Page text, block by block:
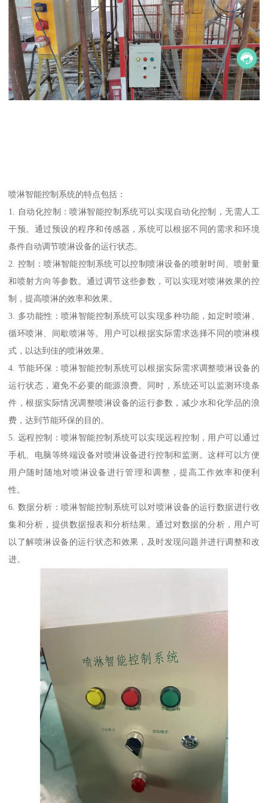
喷淋智能控制系统的特点包括：
1. 自动化控制：喷淋智能控制系统可以实现自动化控制，无需人工
干预。通过预设的程序和传感器，系统可以根据不同的需求和环境
条件自动调节喷淋设备的运行状态。
2. 控制：喷淋智能控制系统可以控制喷淋设备的喷射时间、喷射量
和喷射方向等参数。通过调节这些参数，可以实现对喷淋效果的控
制，提高喷淋的效率和效果。
3. 多功能性：喷淋智能控制系统可以实现多种功能，如定时喷淋、
循环喷淋、间歇喷淋等。用户可以根据实际需求选择不同的喷淋模
式，以达到佳的喷淋效果。
4. 节能环保：喷淋智能控制系统可以根据实际需求调整喷淋设备的
运行状态，避免不必要的能源浪费。同时，系统还可以监测环境条
件，根据实际情况调整喷淋设备的运行参数，减少水和化学品的浪
费，达到节能环保的目的。
5. 远程控制：喷淋智能控制系统可以实现远程控制，用户可以通过
手机、电脑等终端设备对喷淋设备进行控制和监测。这样可以方便
用户随时随地对喷淋设备进行管理和调整，提高工作效率和便利
性。
6. 数据分析：喷淋智能控制系统可以对喷淋设备的运行数据进行收
集和分析，提供数据报表和分析结果。通过对数据的分析，用户可
以了解喷淋设备的运行状态和效果，及时发现问题并进行调整和改
进。